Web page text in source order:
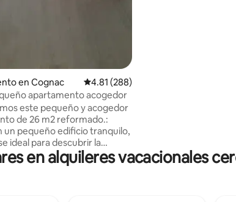
en Cognac Calificación promedio: 4.81 de 5, 288
4.81 (288)
apartamento acogedor
este pequeño y acogedor
de 26 m2 reformado.:
un pequeño edificio tranquilo,
ideal para descubrir la
está situado a 2
en alquileres vacacionales